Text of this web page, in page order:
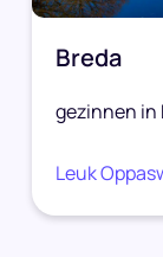
Breda
gezinnen in
Leuk